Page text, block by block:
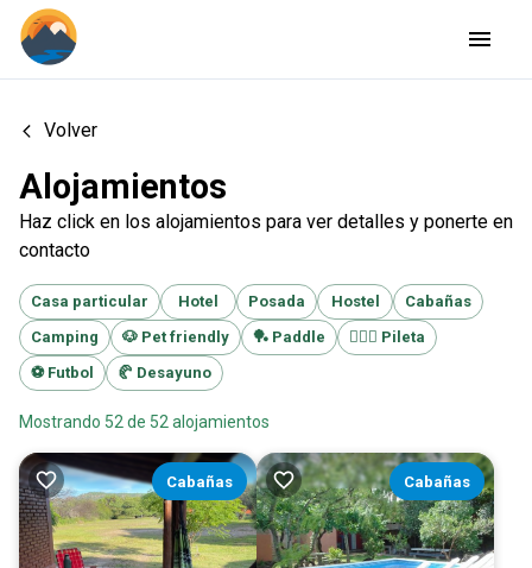
Volver
Alojamientos
Haz click en los alojamientos para ver detalles y ponerte en
contacto
Casa particular Hotel Posada Hostel
Cabañas
Camping
🐶 Pet friendly 🏓 Paddle 🏊🏻‍♂️ Pileta
⚽️ Futbol 🥐 Desayuno
Mostrando 52 de 52 alojamientos
Cabañas Cabañas